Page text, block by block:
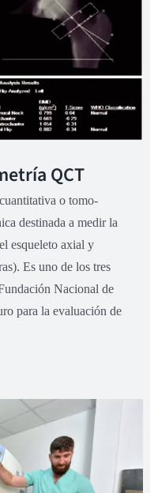
QCT
o tomo-
destinada a medir la
esqueleto axial y
Es uno de los tres
Nacional de
para la evaluación de